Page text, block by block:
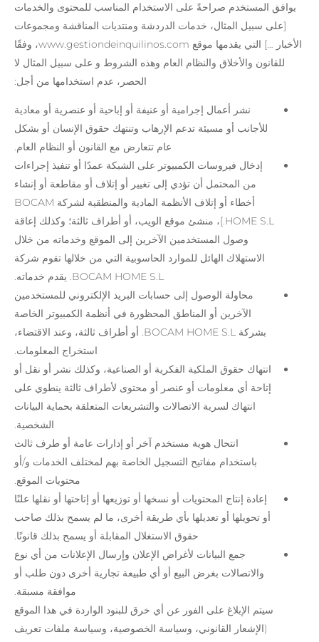
يوافق المستخدم صراحةً على الاستخدام المناسب للمحتوى والخدمات
[على سبيل المثال، خدمات الدردشة ومنتديات المناقشة ومجموعات
الأخبار …] التي يقدمها موقع www.gestiondeinquilinos.com، وفقًا
للقانون والأخلاق والنظام العام وهذه الشروط و على سبيل المثال لا
الحصر، عدم استخدامها من أجل:
نشر أعمال إجرامية أو عنيفة أو إباحية أو عنصرية أو معادية
للأجانب أو مسيئة تدعم الإرهاب وتنتهك حقوق الإنسان أو بشكل
عام تتعارض مع القانون أو النظام العام.
إدخال فيروسات الكمبيوتر على الشبكة عمدًا أو تنفيذ إجراءات
من المحتمل أن تؤدي إلى تغيير أو إتلاف أو مقاطعة أو إنشاء
أخطاء أو إتلاف الأنظمة المادية والمنطقية لشركة BOCAM
HOME S.L.]، منشئ موقع الويب، أو أطراف ثالثة؛ وكذلك إعاقة
وصول المستخدمين الآخرين إلى الموقع وخدماته من خلال
الاستهلاك الهائل للموارد الحاسوبية التي من خلالها تقوم شركة
BOCAM HOME S.L. يقدم خدماته.
محاولة الوصول إلى حسابات البريد الإلكتروني للمستخدمين
الآخرين أو المناطق المحظورة في أنظمة الكمبيوتر الخاصة
بشركة BOCAM HOME S.L. أو أطراف ثالثة، وعند الاقتضاء،
استخراج المعلومات.
انتهاك حقوق الملكية الفكرية أو الصناعية، وكذلك نشر أو نقل أو
إتاحة أي معلومات أو عنصر أو محتوى لأطراف ثالثة ينطوي على
انتهاك لسرية الاتصالات والتشريعات المتعلقة بحماية البيانات
الشخصية.
انتحال هوية مستخدم آخر أو إدارات عامة أو طرف ثالث
باستخدام مفاتيح التسجيل الخاصة بهم لمختلف الخدمات و/أو
محتويات الموقع.
إعادة إنتاج المحتويات أو نسخها أو توزيعها أو إتاحتها أو نقلها علنًا
أو تحويلها أو تعديلها بأي طريقة أخرى، ما لم يسمح بذلك صاحب
حقوق الاستغلال المقابلة أو يسمح بذلك قانونًا.
جمع البيانات لأغراض الإعلان وإرسال الإعلانات من أي نوع
والاتصالات بغرض البيع أو أي طبيعة تجارية أخرى دون طلب أو
موافقة مسبقة.
سيتم الإبلاغ على الفور عن أي خرق للبنود الواردة في هذا الموقع
(الإشعار القانوني، وسياسة الخصوصية، وسياسة ملفات تعريف